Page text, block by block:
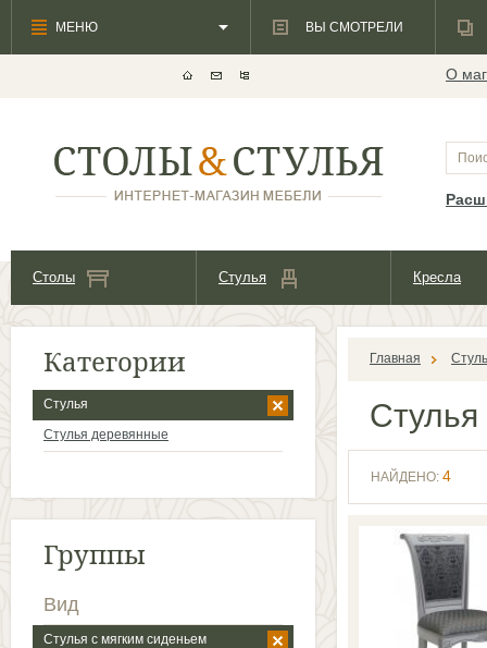
О
Столы Стулья Кресла
Категории
Стулья
Стулья деревянные
Группы
Вид
Стулья с мягким сиденьем
Главная
Стулья
НАЙДЕНО: 4
МЕНЮ ВЫ СМОТРЕЛИ